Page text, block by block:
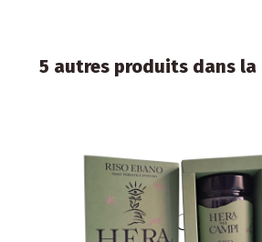
5 autres produits dans la